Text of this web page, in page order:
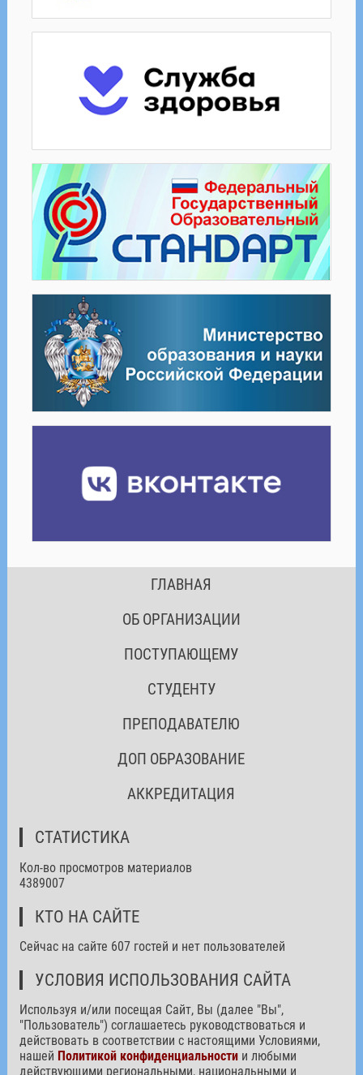
ГЛАВНАЯ
ОБ ОРГАНИЗАЦИИ
ПОСТУПАЮЩЕМУ
СТУДЕНТУ
ПРЕПОДАВАТЕЛЮ
ДОП ОБРАЗОВАНИЕ
АККРЕДИТАЦИЯ
СТАТИСТИКА
Кол-во просмотров материалов
4389007
КТО НА САЙТЕ
Сейчас на сайте 607 гостей и нет пользователей
УСЛОВИЯ ИСПОЛЬЗОВАНИЯ САЙТА
Используя и/или посещая Сайт, Вы (далее "Вы",
"Пользователь") соглашаетесь руководствоваться и
действовать в соответствии с настоящими Условиями,
нашей Политикой конфиденциальностии любыми
действующими региональными, национальными и